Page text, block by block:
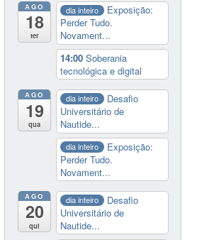
AGO
18
ter
dia inteiro
Exposição:
Perder Tudo.
Novament...
14:00Soberania
tecnológica e digital
AGO
19
qua
dia inteiro
Desafio
Universitário de
Nautide...
dia inteiro
Exposição:
Perder Tudo.
Novament...
AGO
20
qui
dia inteiro
Desafio
Universitário de
Nautide...